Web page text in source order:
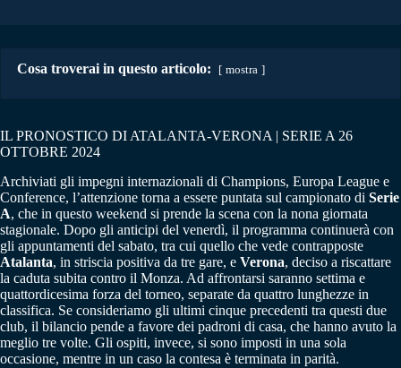
Cosa troverai in questo articolo: mostra
IL PRONOSTICO DI ATALANTA-VERONA | SERIE A 26
OTTOBRE 2024
Archiviati gli impegni internazionali di Champions, Europa League e
Conference, l’attenzione torna a essere puntata sul campionato di Serie
A, che in questo weekend si prende la scena con la nona giornata
stagionale. Dopo gli anticipi del venerdì, il programma continuerà con
gli appuntamenti del sabato, tra cui quello che vede contrapposte
Atalanta, in striscia positiva da tre gare, e Verona, deciso a riscattare
la caduta subita contro il Monza. Ad affrontarsi saranno settima e
quattordicesima forza del torneo, separate da quattro lunghezze in
classifica. Se consideriamo gli ultimi cinque precedenti tra questi due
club, il bilancio pende a favore dei padroni di casa, che hanno avuto la
meglio tre volte. Gli ospiti, invece, si sono imposti in una sola
occasione, mentre in un caso la contesa è terminata in parità.